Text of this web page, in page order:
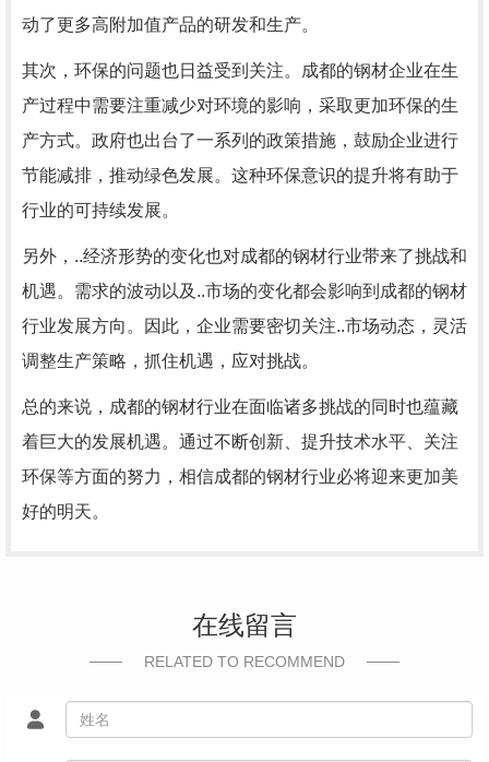
动了更多高附加值产品的研发和生产。
其次，环保的问题也日益受到关注。成都的钢材企业在生
产过程中需要注重减少对环境的影响，采取更加环保的生
产方式。政府也出台了一系列的政策措施，鼓励企业进行
节能减排，推动绿色发展。这种环保意识的提升将有助于
行业的可持续发展。
另外，..经济形势的变化也对成都的钢材行业带来了挑战和
机遇。需求的波动以及..市场的变化都会影响到成都的钢材
行业发展方向。因此，企业需要密切关注..市场动态，灵活
调整生产策略，抓住机遇，应对挑战。
总的来说，成都的钢材行业在面临诸多挑战的同时也蕴藏
着巨大的发展机遇。通过不断创新、提升技术水平、关注
环保等方面的努力，相信成都的钢材行业必将迎来更加美
好的明天。
在线留言
RELATED TO RECOMMEND